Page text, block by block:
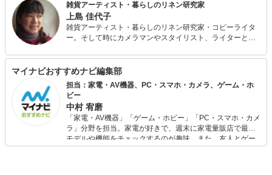
雑貨アーティスト・暮らしのリネン研究家
上島 佳代子
雑貨アーティスト・暮らしのリネン研究家・コピーライタ
ー。そして時にカメラマンやスタイリスト、ライターとし
ズに応えるクリエイター。世界のリネンを巡る旅をライフ
ワークに、リネンの歴史や現在のリネン産業についても造
詣を深める。NHK『美の壷』のテーマ「麻」に出演。雑貨
アーティストとして企業との商品開発や保育士・幼稚園教
諭のための雑誌にも携わり、小学生の雑貨教室、母親のた
めの雑貨教室、リネンの教室など、雑貨を通して暮らしを
楽しむ活動も行っている。またワイヤーワークや木工、ソ
ーイングなど様々な素材の作品をメディアやワークショッ
プを通して発表するなど、多岐に渡って活動中。『アトリ
マイナビおすすめナビ編集部
担当：家電・AV機器、PC・スマホ・カメラ、ゲーム・ホ
ビー
中村 宥磨
「家電・AV機器」「ゲーム・ホビー」「PC・スマホ・カメ
ラ」分野を担当。家電が好きで、週末に家電量販店で最新
モデルや機能をチェックするのが趣味。また、友人とゲー
ムを楽しみながら、新作タイトルやイベント情報もいち早